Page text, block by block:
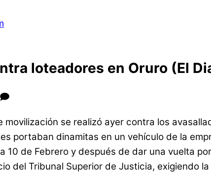
loteadores en Oruro (El
movilización se realizó ayer contra los
portaban dinamitas en un vehículo de la
10 de Febrero y después de dar una vuelta
del Tribunal Superior de Justicia, exigiendo